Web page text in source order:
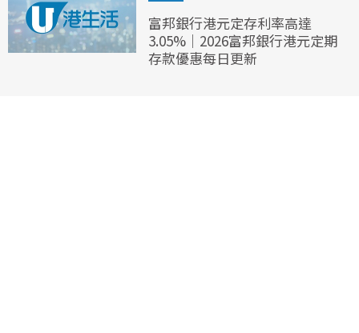
富邦銀行港元定存利率高達
3.05%｜2026富邦銀行港元定期
存款優惠每日更新